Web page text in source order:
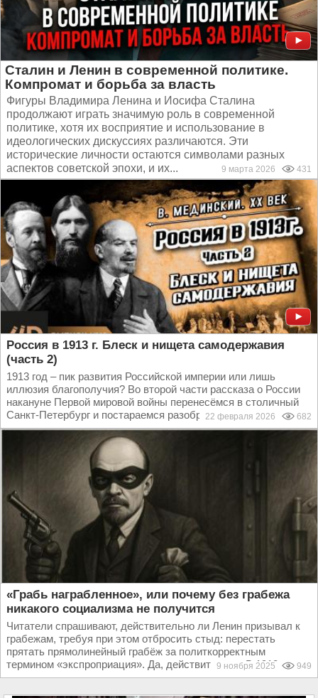
Сталин и Ленин в современной политике.
Компромат и борьба за власть
Фигуры Владимира Ленина и Иосифа Сталина
продолжают играть значимую роль в современной
политике, хотя их восприятие и использование в
идеологических дискуссиях различаются. Эти
исторические личности остаются символами разных
аспектов советской эпохи, и их...
9 марта 2026 431
Россия в 1913 г. Блеск и нищета самодержавия
(часть 2)
1913 год – пик развития Российской империи или лишь
иллюзия благополучия? Во второй части рассказа о России
накануне Первой мировой войны перенесёмся в столичный
Санкт-Петербург и постараемся разобраться во...
22 февраля 2026 682
«Грабь награбленное», или почему без грабежа
никакого социализма не получится
Читатели спрашивают, действительно ли Ленин призывал к
грабежам, требуя при этом отбросить стыд: перестать
прятать прямолинейный грабёж за политкорректным
термином «экспроприация». Да, действительно. В 1918...
9 ноября 2025 949